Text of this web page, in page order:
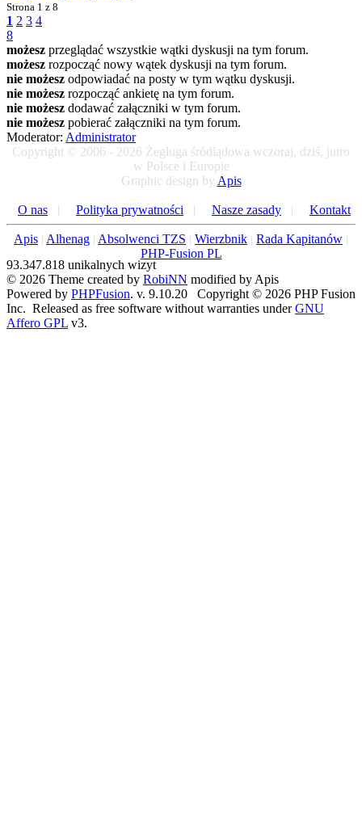
Strona 1 z 8
1 2 3 4
8
możesz przeglądać wszystkie wątki dyskusji na tym forum.
możesz rozpocząć nowy wątek dyskusji na tym forum.
nie możesz odpowiadać na posty w tym wątku dyskusji.
nie możesz rozpocząć ankietę na tym forum.
nie możesz dodawać załączniki w tym forum.
nie możesz pobierać załączniki na tym forum.
Moderator: Administrator
Copyright © 2006 - 2026 Żegluga śródlądowa wczoraj, dziś, jutro
w Polsce i Europie
Graphic design by Apis
O nas | Polityka prywatności | Nasze zasady | Kontakt
Apis | Alhenag | Absolwenci TZS | Wierzbnik | Rada Kapitanów |
PHP-Fusion PL
93.347.818 unikalnych wizyt
© 2026 Theme created by RobiNN modified by Apis
Powered by PHPFusion. v. 9.10.20 Copyright © 2026 PHP Fusion
Inc. Released as free software without warranties underGNU
Affero GPL v3.